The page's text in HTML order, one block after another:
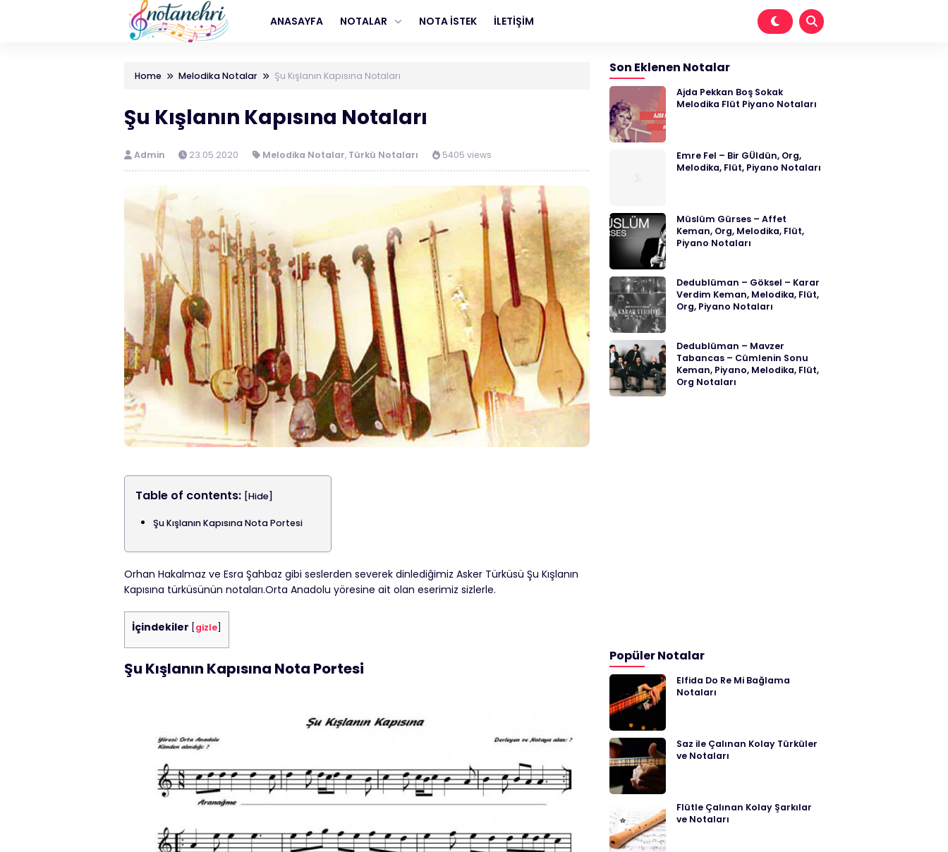
ANASAYFA NOTALAR NOTA İSTEK İLETİŞİM
Home Melodika Notalar Şu Kışlanın Kapısına Notaları
Şu Kışlanın Kapısına Notaları
Admin 23.05.2020 Melodika Notalar, Türkü Notaları 5405 views
Table of contents: [Hide]
Şu Kışlanın Kapısına Nota Portesi
Orhan Hakalmaz ve Esra Şahbaz gibi seslerden severek dinlediğimiz Asker Türküsü Şu Kışlanın
Kapısına türküsünün notaları.Orta Anadolu yöresine ait olan eserimiz sizlerle.
İçindekiler gizle
Şu Kışlanın Kapısına Nota Portesi
Son Eklenen Notalar
Ajda Pekkan Boş Sokak
Melodika Flüt Piyano Notaları
Emre Fel – Bir GÜldün, Org,
Melodika, Flüt, Piyano Notaları
Müslüm Gürses – Affet
Keman, Org, Melodika, Flüt,
Piyano Notaları
Dedublüman – Göksel – Karar
Verdim Keman, Melodika, Flüt,
Org, Piyano Notaları
Dedublüman – Mavzer
Tabancas – Cümlenin Sonu
Keman, Piyano, Melodika, Flüt,
Org Notaları
Popüler Notalar
Elfida Do Re Mi Bağlama
Notaları
Saz ile Çalınan Kolay Türküler
ve Notaları
Flütle Çalınan Kolay Şarkılar
ve Notaları